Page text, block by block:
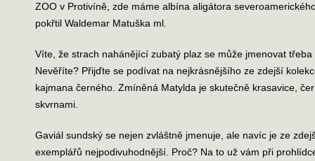
ZOO v Protivíně, zde máme albína aligátora
pokřtil Waldemar Matuška ml.
Víte, že strach nahánějící zubatý plaz se může jmenovat třeba
Nevěříte? Přijďte se podívat na nejkrásnějšího ze zdejší
kajmana černého. Zmíněná Matylda je skutečně krasavice,
skvrnami.
Gaviál sundský se nejen zvláštně jmenuje, ale navíc je ze
exemplářů nejpodivuhodnější. Proč? Na to už vám při